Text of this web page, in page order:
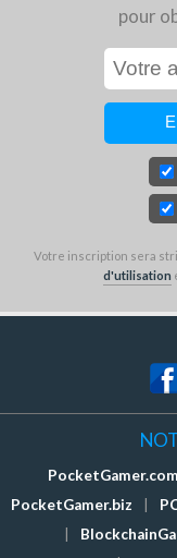
pour
Votre inscription sera
d'utilisation
PocketGamer.com
PocketGamer.biz